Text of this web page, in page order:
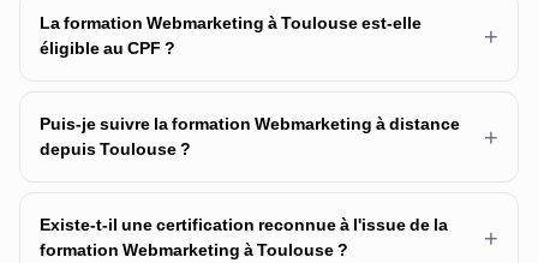
La formation Webmarketing à Toulouse est-elle
éligible au CPF ?
+
Puis-je suivre la formation Webmarketing à distance
depuis Toulouse ?
+
Existe-t-il une certification reconnue à l'issue de la
formation Webmarketing à Toulouse ?
+